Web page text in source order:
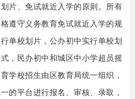
、免试就近入学的原则。所有
遵守义务教育免试就近入学的规
单校划片，公办初中实行单校划
，民办初中和城区中小学超员摇
学校招生由区教育局统一组织，
的平台进行报名、审核、录取，